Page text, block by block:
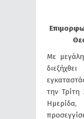
Με
την Τρίτη